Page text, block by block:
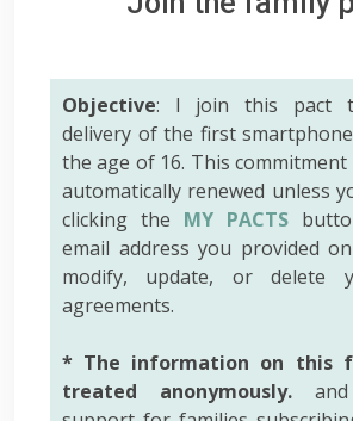
Objective: I join this pact
delivery of the first
the age of 16. This commitment
automatically renewed unless
clicking the MY PACTS
email address you provided
modify, update, or delete
agreements.
* The information on this
treated anonymously.